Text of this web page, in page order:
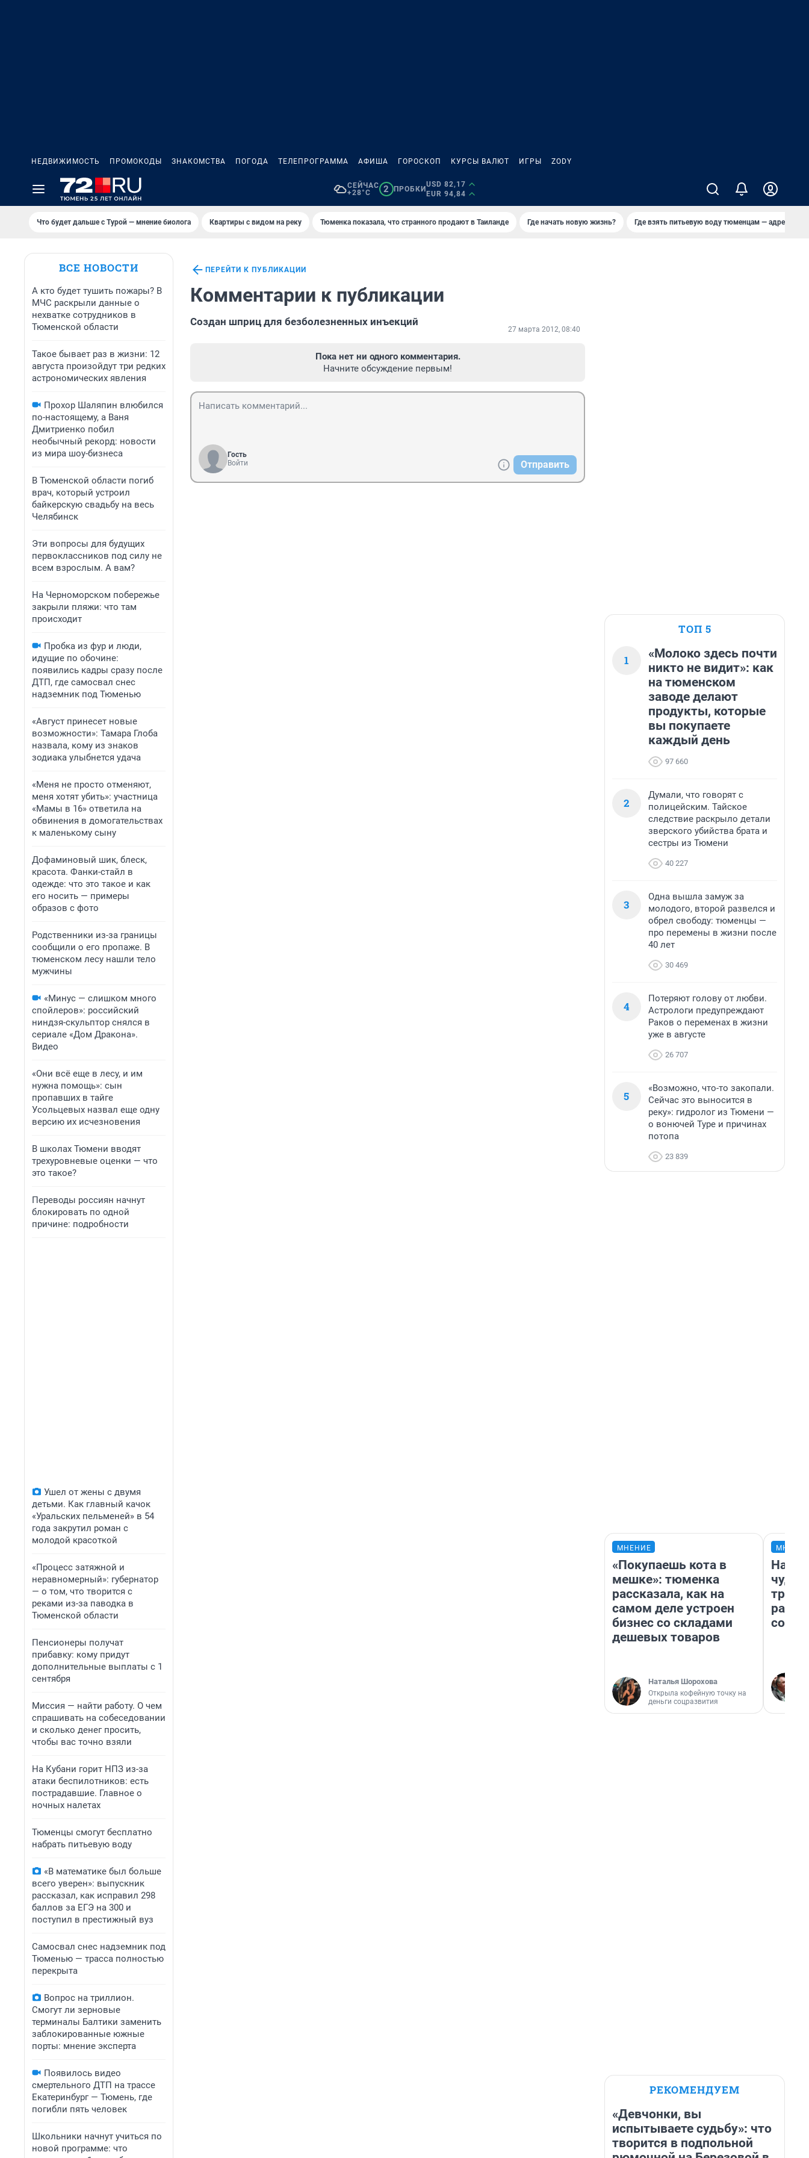
НЕДВИЖИМОСТЬ ПРОМОКОДЫ ЗНАКОМСТВА ПОГОДА ТЕЛЕПРОГРАММА АФИША ГОРОСКОП КУРСЫ ВАЛЮТ ИГРЫ ZODY
СЕЙЧАС
+28°C
2 ПРОБКИ
USD 82,17
EUR 94,84
Что будет дальше с Турой — мнение биолога Квартиры с видом на реку Тюменка показала, что странного продают в Таиланде Где начать новую жизнь? Где взять питьевую воду тюменцам — адреса
ВСЕ НОВОСТИ
А кто будет тушить пожары? В
МЧС раскрыли данные о
нехватке сотрудников в
Тюменской области
Такое бывает раз в жизни: 12
августа произойдут три редких
астрономических явления
Прохор Шаляпин влюбился
по-настоящему, а Ваня
Дмитриенко побил
необычный рекорд: новости
из мира шоу-бизнеса
В Тюменской области погиб
врач, который устроил
байкерскую свадьбу на весь
Челябинск
Эти вопросы для будущих
первоклассников под силу не
всем взрослым. А вам?
На Черноморском побережье
закрыли пляжи: что там
происходит
Пробка из фур и люди,
идущие по обочине:
появились кадры сразу после
ДТП, где самосвал снес
надземник под Тюменью
«Август принесет новые
возможности»: Тамара Глоба
назвала, кому из знаков
зодиака улыбнется удача
«Меня не просто отменяют,
меня хотят убить»: участница
«Мамы в 16» ответила на
обвинения в домогательствах
к маленькому сыну
Дофаминовый шик, блеск,
красота. Фанки-стайл в
одежде: что это такое и как
его носить — примеры
образов с фото
Родственники из-за границы
сообщили о его пропаже. В
тюменском лесу нашли тело
мужчины
«Минус — слишком много
спойлеров»: российский
ниндзя-скульптор снялся в
сериале «Дом Дракона».
Видео
«Они всё еще в лесу, и им
нужна помощь»: сын
пропавших в тайге
Усольцевых назвал еще одну
версию их исчезновения
В школах Тюмени вводят
трехуровневые оценки — что
это такое?
Переводы россиян начнут
блокировать по одной
причине: подробности
Ушел от жены с двумя
детьми. Как главный качок
«Уральских пельменей» в 54
года закрутил роман с
молодой красоткой
«Процесс затяжной и
неравномерный»: губернатор
— о том, что творится с
реками из-за паводка в
Тюменской области
Пенсионеры получат
прибавку: кому придут
дополнительные выплаты с 1
сентября
Миссия — найти работу. О чем
спрашивать на собеседовании
и сколько денег просить,
чтобы вас точно взяли
На Кубани горит НПЗ из-за
атаки беспилотников: есть
пострадавшие. Главное о
ночных налетах
Тюменцы смогут бесплатно
набрать питьевую воду
«В математике был больше
всего уверен»: выпускник
рассказал, как исправил 298
баллов за ЕГЭ на 300 и
поступил в престижный вуз
Самосвал снес надземник под
Тюменью — трасса полностью
перекрыта
Вопрос на триллион.
Смогут ли зерновые
терминалы Балтики заменить
заблокированные южные
порты: мнение эксперта
Появилось видео
смертельного ДТП на трассе
Екатеринбург — Тюмень, где
погибли пять человек
Школьники начнут учиться по
новой программе: что
ПЕРЕЙТИ К ПУБЛИКАЦИИ
Комментарии к публикации
Создан шприц для безболезненных инъекций
27 марта 2012, 08:40
Пока нет ни одного комментария.
Начните обсуждение первым!
Гость
Войти
Отправить
ТОП 5
1
«Молоко здесь почти
никто не видит»: как
на тюменском
заводе делают
продукты, которые
вы покупаете
каждый день
97 660
2
Думали, что говорят с
полицейским. Тайское
следствие раскрыло детали
зверского убийства брата и
сестры из Тюмени
40 227
3
Одна вышла замуж за
молодого, второй развелся и
обрел свободу: тюменцы —
про перемены в жизни после
40 лет
30 469
4
Потеряют голову от любви.
Астрологи предупреждают
Раков о переменах в жизни
уже в августе
26 707
5
«Возможно, что-то закопали.
Сейчас это выносится в
реку»: гидролог из Тюмени —
о вонючей Туре и причинах
потопа
23 839
МНЕНИЕ
«Покупаешь кота в
мешке»: тюменка
рассказала, как на
самом деле устроен
бизнес со складами
дешевых товаров
Наталья Шорохова
Открыла кофейную точку на
деньги соцразвития
РЕКОМЕНДУЕМ
«Девчонки, вы
испытываете судьбу»: что
творится в подпольной